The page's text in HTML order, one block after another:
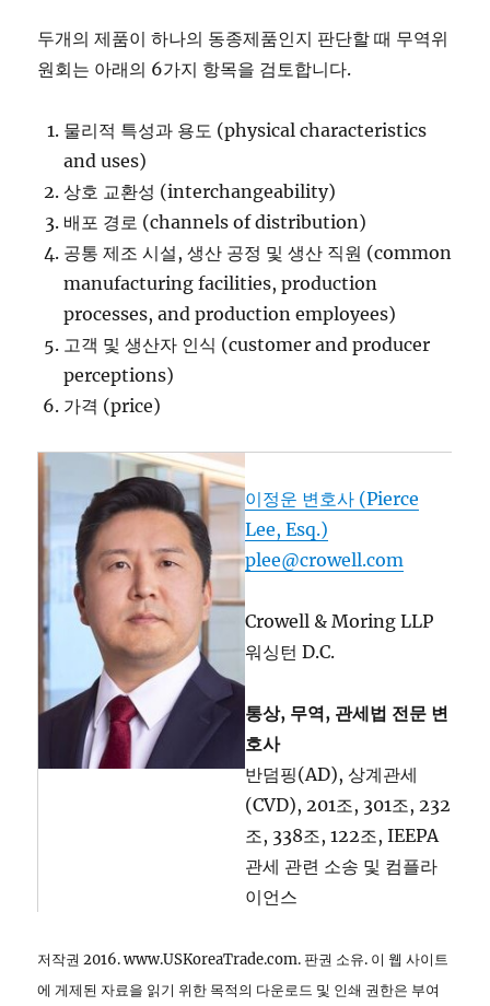
두개의 제품이 하나의 동종제품인지 판단할 때 무역위
원회는 아래의 6가지 항목을 검토합니다.
물리적 특성과 용도 (physical characteristics
and uses)
상호 교환성 (interchangeability)
배포 경로 (channels of distribution)
공통 제조 시설, 생산 공정 및 생산 직원 (common
manufacturing facilities, production
processes, and production employees)
고객 및 생산자 인식 (customer and producer
perceptions)
가격 (price)
이정운 변호사 (Pierce
Lee, Esq.)
plee@crowell.com
Crowell & Moring LLP
워싱턴 D.C.
통상, 무역, 관세법 전문 변
호사
반덤핑(AD), 상계관세
(CVD), 201조, 301조, 232
조, 338조, 122조, IEEPA
관세 관련 소송 및 컴플라
이언스
저작권 2016. www.USKoreaTrade.com. 판권 소유. 이 웹 사이트
에 게제된 자료을 읽기 위한 목적의 다운로드 및 인쇄 권한은 부여